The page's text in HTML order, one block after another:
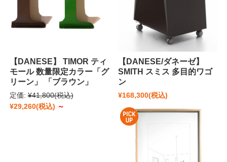
【DANESE】 TIMOR ティ
モール 数量限定カラー「グ
リーン」 「ブラウン」
定価: ¥41,800(税込)
¥29,260(税込) ～
【DANESE/ダネーゼ】
SMITH スミス 多目的ワゴ
ン
¥168,300(税込)